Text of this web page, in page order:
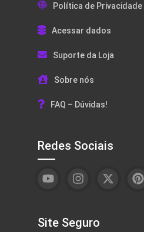
Política de Privacidade
Acessar dados
Suporte da Loja
Sobre nós
FAQ – Dúvidas!
Redes Sociais
Site Seguro